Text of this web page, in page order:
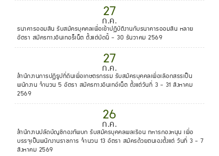
27
ก.ค.
ธนาคารออมสิน รับสมัครบุคคลเพื่อเข้าปฏิบัติงานกับธนาคารออมสิน หลาย
อัตรา สมัครทางอินเทอร็เน็ต ตั้งแต่บัดนี้ - 30 ธันวาคม 2569
27
ก.ค.
สำนักงานการปฏิรูปที่ดินเพื่อเกษตรกรรม รับสมัครบุคคลเพื่อเลือกสรรเป็น
พนักงาน จำนวน 5 อัตรา สมัครทางอินเทอ์เน็ต ตั้งแต่วันที่ 3 - 31 สิงหาคม
2569
26
ก.ค.
สำนักงานปลัดบัญชีกองทัพบก รับสมัครบุคคลพลเรือน ทหารกองหนุน เพื่อ
บรรจุเป็นพนักงานราชการ จำนวน 13 อัตรา สมัครด้วยตนเองตั้งแต่ วันที่ 3 - 7
สิงหาคม 2569